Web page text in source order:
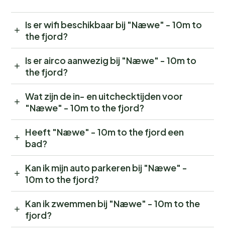
Is er wifi beschikbaar bij "Næwe" - 10m to
the fjord?
Is er airco aanwezig bij "Næwe" - 10m to
the fjord?
Wat zijn de in- en uitchecktijden voor
"Næwe" - 10m to the fjord?
Heeft "Næwe" - 10m to the fjord een
bad?
Kan ik mijn auto parkeren bij "Næwe" -
10m to the fjord?
Kan ik zwemmen bij "Næwe" - 10m to the
fjord?